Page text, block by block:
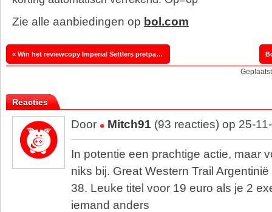
Zie alle aanbiedingen op bol.com
« Win het reviewcopy Imperial Settlers pretpakket!
Reacties
Door Mitch91 (93 reacties) op 25-
In potentie een prachtige actie, maar
niks bij. Great Western Trail
38. Leuke titel voor 19 euro als je 2
iemand anders